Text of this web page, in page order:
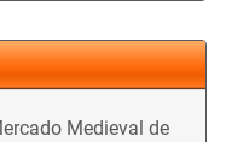
Medieval de